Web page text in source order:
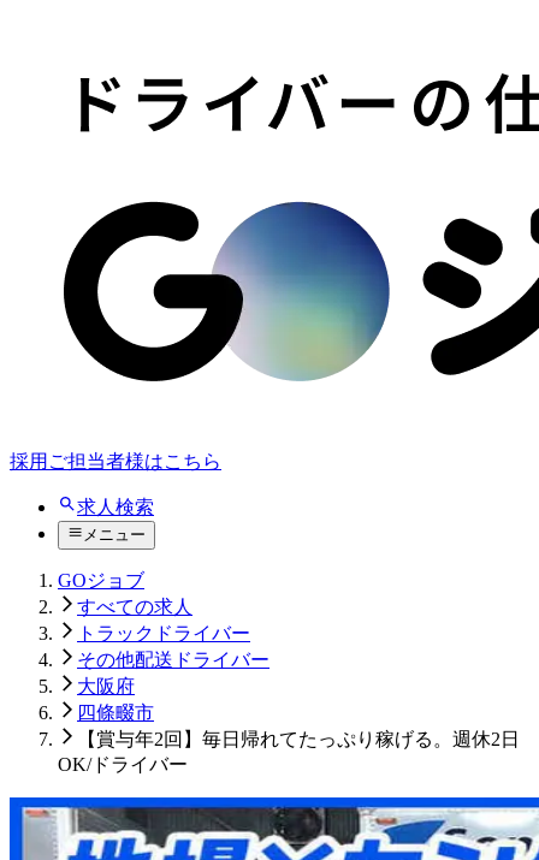
採用ご担当者様はこちら
求人検索
メニュー
GOジョブ
すべての求人
トラックドライバー
その他配送ドライバー
大阪府
四條畷市
【賞与年2回】毎日帰れてたっぷり稼げる。週休2日
OK/ドライバー